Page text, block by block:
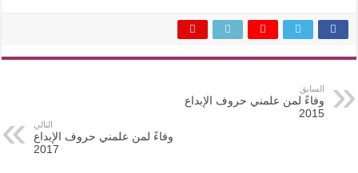
السابق
وفاءً لمن علمني حروف الإبداع
2015
التالي
وفاءً لمن علمني حروف الإبداع
2017